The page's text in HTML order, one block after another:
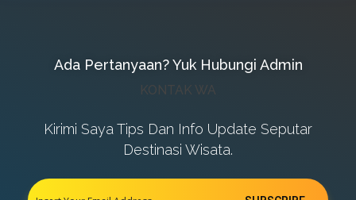
Ada Pertanyaan? Yuk Hubungi Admin
KONTAK WA
Kirimi Saya Tips Dan Info Update Seputar
Destinasi Wisata.